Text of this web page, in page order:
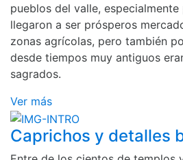
pueblos del valle,
llegaron a ser prósperos
zonas agrícolas, pero también
desde tiempos muy antiguos
sagrados.
Ver más
Caprichos y detalles